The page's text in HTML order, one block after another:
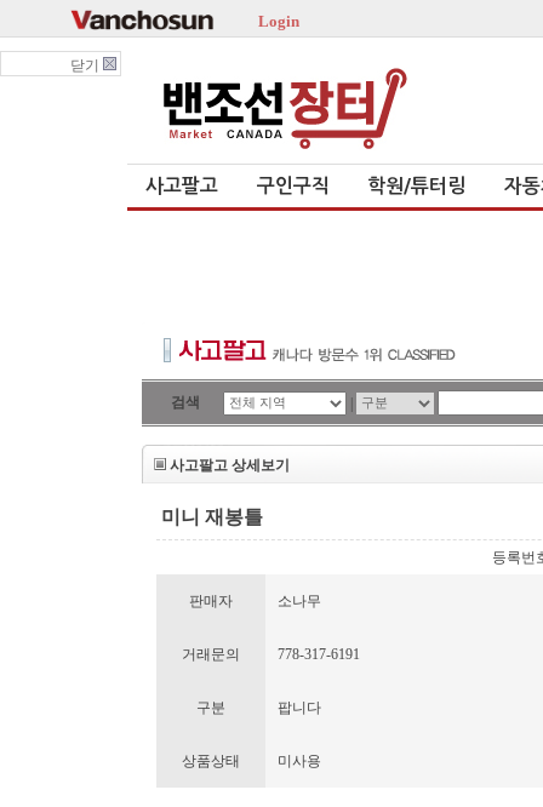
Login
닫기
사고팔고 구인구직 학원/튜터링 자
검색 |
사고팔고 상세보기
미니 재봉틀
등록번
판매자 소나무
거래문의 778-317-6191
구분 팝니다
상품상태 미사용